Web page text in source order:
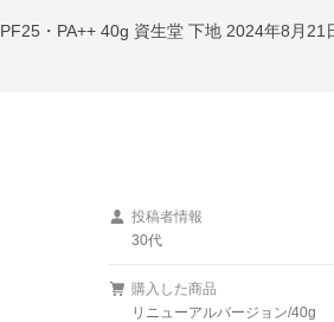
・PA++ 40g 資生堂 下地 2024年8月21
投稿者情報
30代
購入した商品
リニューアルバージョン/40g